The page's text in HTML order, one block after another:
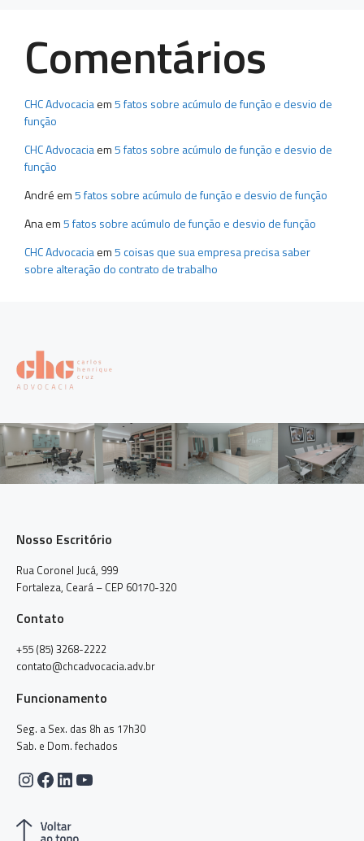
Comentários
CHC Advocaciaem5 fatos sobre acúmulo de função e desvio de
função
CHC Advocaciaem5 fatos sobre acúmulo de função e desvio de
função
André em5 fatos sobre acúmulo de função e desvio de função
Anaem5 fatos sobre acúmulo de função e desvio de função
CHC Advocaciaem5 coisas que sua empresa precisa saber
sobre alteração do contrato de trabalho
Nosso Escritório
Rua Coronel Jucá, 999
Fortaleza, Ceará – CEP 60170-320
Contato
+55 (85) 3268-2222
contato@chcadvocacia.adv.br
Funcionamento
Seg. a Sex. das 8h as 17h30
Sab. e Dom. fechados
Instagram
Facebook
LinkedIn
Youtube